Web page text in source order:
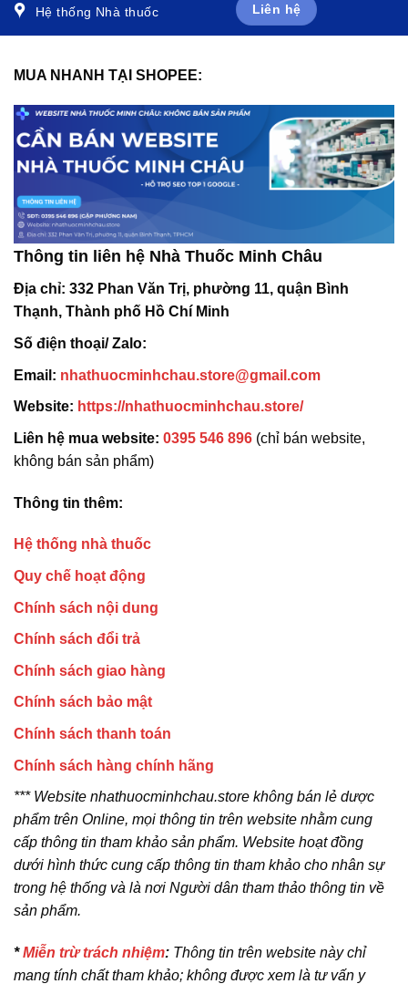
Hệ thống Nhà thuốc Liên hệ
MUA NHANH TẠI SHOPEE:
Thông tin liên hệ Nhà Thuốc Minh Châu
Địa chỉ: 332 Phan Văn Trị, phường 11, quận Bình
Thạnh, Thành phố Hồ Chí Minh
Số điện thoại/ Zalo:
Email: nhathuocminhchau.store@gmail.com
Website: https://nhathuocminhchau.store/
Liên hệ mua website: 0395 546 896 (chỉ bán website,
không bán sản phẩm)
Thông tin thêm:
Hệ thống nhà thuốc
Quy chế hoạt động
Chính sách nội dung
Chính sách đổi trả
Chính sách giao hàng
Chính sách bảo mật
Chính sách thanh toán
Chính sách hàng chính hãng
*** Website nhathuocminhchau.store không bán lẻ dược
phẩm trên Online, mọi thông tin trên website nhằm cung
cấp thông tin tham khảo sản phẩm. Website hoạt đồng
dưới hình thức cung cấp thông tin tham khảo cho nhân sự
trong hệ thống và là nơi Người dân tham thảo thông tin về
sản phẩm.
*Miễn trừ trách nhiệm: Thông tin trên website này chỉ
mang tính chất tham khảo; không được xem là tư vấn y